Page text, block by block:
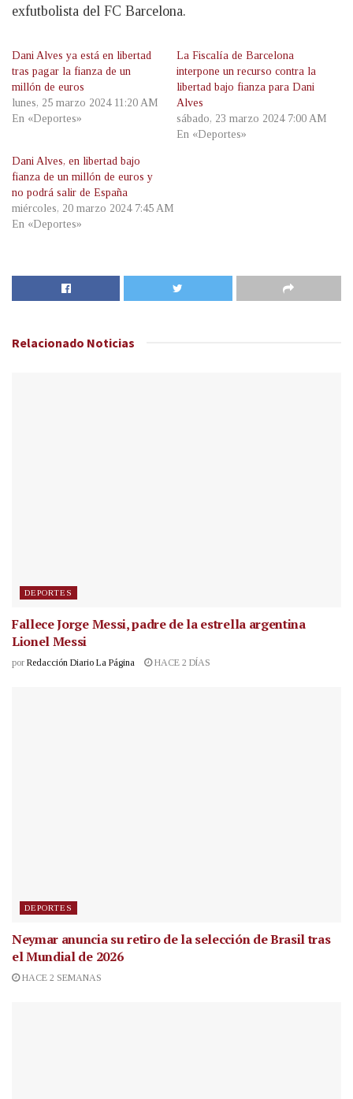
exfutbolista del FC Barcelona.
Dani Alves ya está en libertad
tras pagar la fianza de un
millón de euros
lunes, 25 marzo 2024 11:20 AM
En «Deportes»
La Fiscalía de Barcelona
interpone un recurso contra la
libertad bajo fianza para Dani
Alves
sábado, 23 marzo 2024 7:00 AM
En «Deportes»
Dani Alves, en libertad bajo
fianza de un millón de euros y
no podrá salir de España
miércoles, 20 marzo 2024 7:45 AM
En «Deportes»
Relacionado Noticias
DEPORTES
Fallece Jorge Messi, padre de la estrella argentina
Lionel Messi
por Redacción Diario La Página HACE 2 DÍAS
DEPORTES
Neymar anuncia su retiro de la selección de Brasil tras
el Mundial de 2026
HACE 2 SEMANAS